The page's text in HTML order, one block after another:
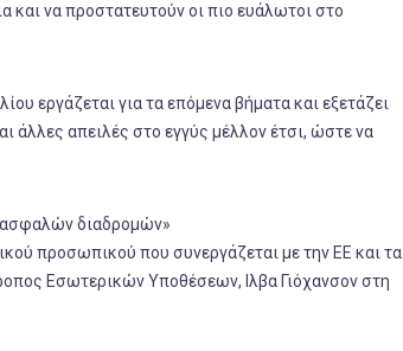
και να προστατευτούν οι πιο ευάλωτοι στο
εργάζεται για τα επόμενα βήματα και εξετάζει
άλλες απειλές στο εγγύς μέλλον έτσι, ώστε να
διαδρομών»
προσωπικού που συνεργάζεται με την ΕΕ και τα
Εσωτερικών Υποθέσεων, Ιλβα Γιόχανσον στη